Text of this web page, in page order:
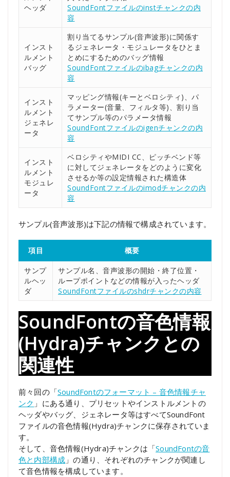
ヘッダ
SoundFontファイルのinstチャンクの内
容
インスト
ルメント
バッグ
割り当てるサンプル(音声波形)に関係す
るジェネレータ・モジュレータをひとま
とめにするためのバッグ情報
SoundFontファイルのibagチャンクの内
容
インスト
ルメント
ジェネレ
ータ
マッピング情報(キーとベロシティ)、パ
ラメーター(音量、フィルタ等)、割り当
てサンプル等のパラメータ情報
SoundFontファイルのigenチャンクの内
容
インスト
ルメント
モジュレ
ータ
ベロシティやMIDI CC、ピッチベンド等
に対してジェネレータをどのように変化
させるか等の設定情報された構造体
SoundFontファイルのimodチャンクの内
容
サンプル(音声波形)は下記の情報で構成されています。
項目 概要
サンプ
ルヘッ
ダ
サンプル名、音声波形の開始・終了位置・
ループポイントなどの情報が入ったヘッダ
SoundFontファイルのshdrチャンクの内容
SoundFontの音色情報
(Hydra)チャンクとの
関連性
前々回の「SoundFontのフォーマット – 音色情報チャ
ンク 」にある通り、プリセットやインストルメントの
ヘッダやバッグ、ジェネレータ等はすべてSoundFont
ファイルの音色情報(Hydra)チャンクに保存されていま
す。
そして、音色情報(Hydra)チャンクは「SoundFontの音
色と内部構成 」の通り、それぞれのチャンクが関連し
て音色情報を構成しています。